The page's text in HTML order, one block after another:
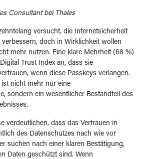
Consultant bei Thales
versucht, die Internetsicherheit
doch in Wirklichkeit wollen
mehr nutzen. Eine klare Mehrheit (68 %)
Trust Index an, dass sie
wenn diese Passkeys verlangen.
nicht mehr nur eine
sondern ein wesentlicher Bestandteil des
verdeutlichen, dass das Vertrauen in
des Datenschutzes nach wie vor
suchen nach einer klaren Bestätigung,
Daten geschützt sind. Wenn